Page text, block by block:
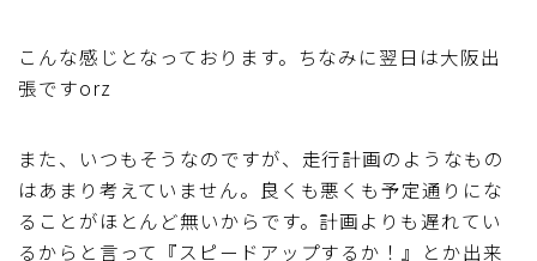
こんな感じとなっております。ちなみに翌日は大阪出
張ですorz
また、いつもそうなのですが、走行計画のようなもの
はあまり考えていません。良くも悪くも予定通りにな
ることがほとんど無いからです。計画よりも遅れてい
るからと言って『スピードアップするか！』とか出来